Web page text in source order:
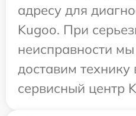
адресу для
Kugoo. При
неисправности
доставим технику
сервисный центр